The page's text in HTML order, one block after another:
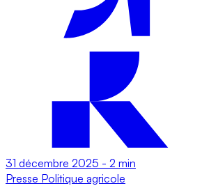
31 décembre 2025 - 2 min
Presse Politique agricole